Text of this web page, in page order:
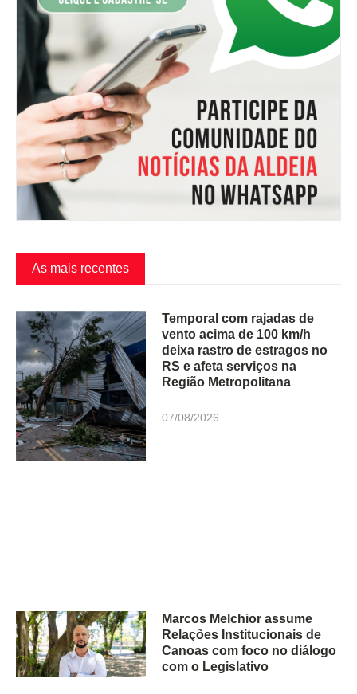
As mais recentes
Temporal com rajadas de
vento acima de 100 km/h
deixa rastro de estragos no
RS e afeta serviços na
Região Metropolitana
07/08/2026
Marcos Melchior assume
Relações Institucionais de
Canoas com foco no diálogo
com o Legislativo